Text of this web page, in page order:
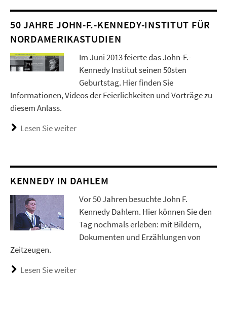
50 JAHRE JOHN-F.-KENNEDY-INSTITUT FÜR
NORDAMERIKASTUDIEN
Im Juni 2013 feierte das John-F.-
Kennedy Institut seinen 50sten
Geburtstag. Hier finden Sie
Informationen, Videos der Feierlichkeiten und Vorträge zu
diesem Anlass.
Lesen Sie weiter
KENNEDY IN DAHLEM
Vor 50 Jahren besuchte John F.
Kennedy Dahlem. Hier können Sie den
Tag nochmals erleben: mit Bildern,
Dokumenten und Erzählungen von
Zeitzeugen.
Lesen Sie weiter